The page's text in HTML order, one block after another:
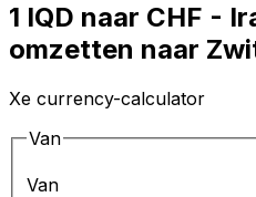
1 IQD naar CHF -
omzetten naar
Xe currency-calculator
Van
Van